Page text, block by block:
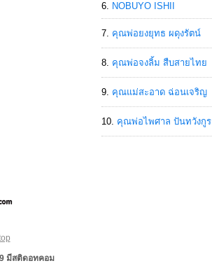
NOBUYO ISHII
คุณพ่อยงยุทธ ผดุงรัตน์
คุณพ่อจงลิ้ม สืบสายไทย
คุณแม่สะอาด ฉ่อนเจริญ
คุณพ่อไพศาล ปันทวังกูร
มีสติดอทคอม